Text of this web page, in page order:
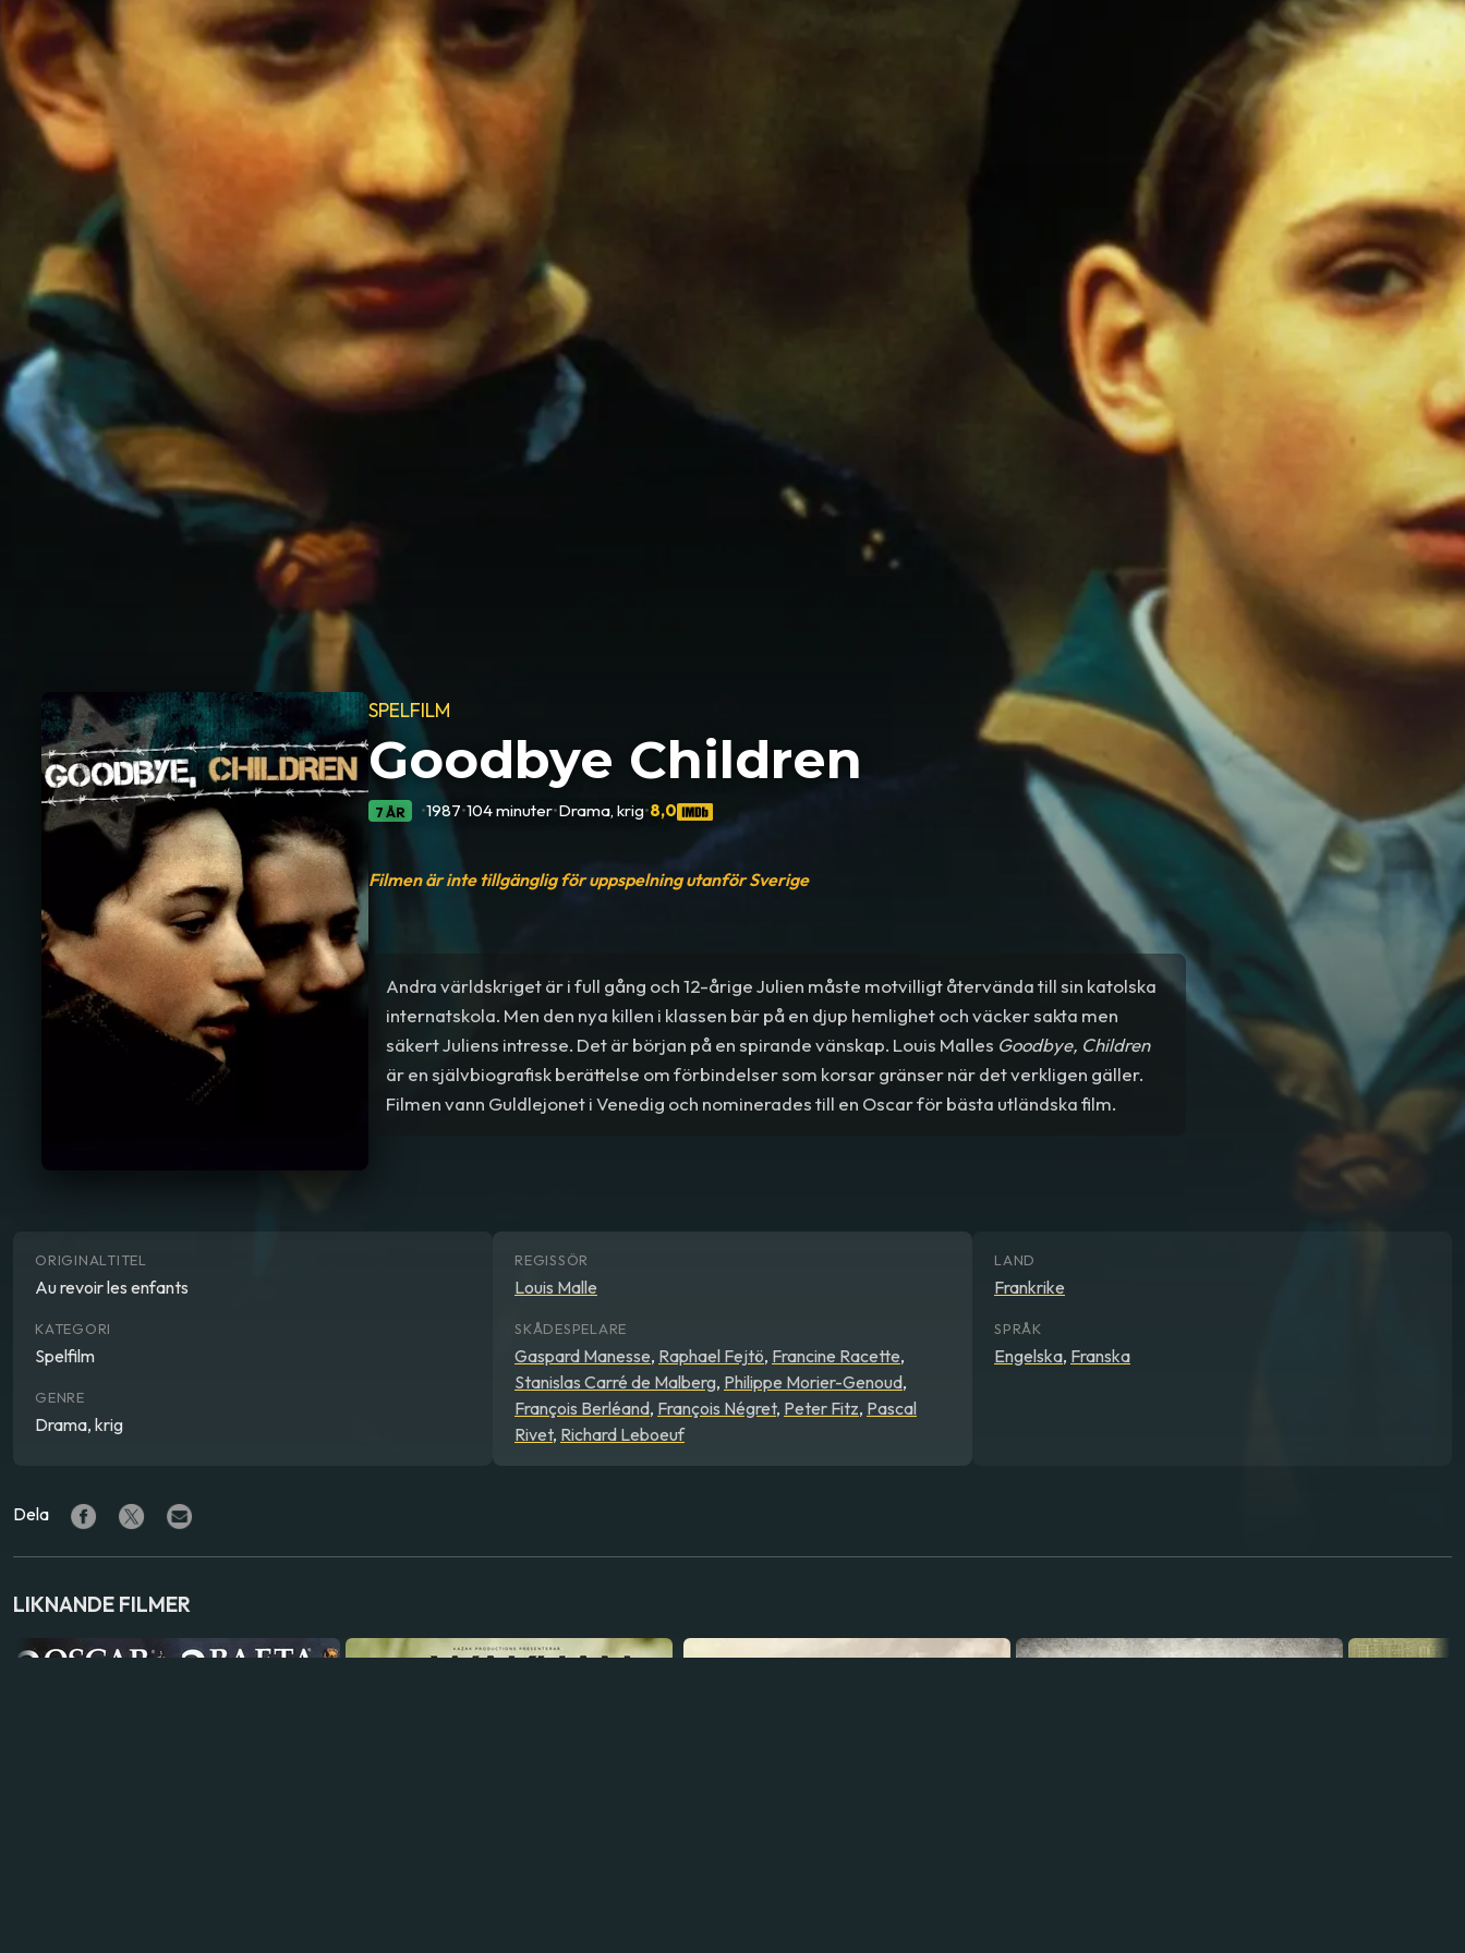
SPELFILM
Goodbye Children
7 ÅR •1987•104 minuter•Drama, krig•8,0
Filmen är inte tillgänglig för uppspelning utanför Sverige
Andra världskriget är i full gång och 12-årige Julien måste motvilligt återvända till sin katolska
internatskola. Men den nya killen i klassen bär på en djup hemlighet och väcker sakta men
säkert Juliens intresse. Det är början på en spirande vänskap. Louis Malles Goodbye, Children
är en självbiografisk berättelse om förbindelser som korsar gränser när det verkligen gäller.
Filmen vann Guldlejonet i Venedig och nominerades till en Oscar för bästa utländska film.
ORIGINALTITEL
Au revoir les enfants
KATEGORI
Spelfilm
GENRE
Drama, krig
REGISSÖR
Louis Malle
SKÅDESPELARE
Gaspard Manesse, Raphael Fejtö, Francine Racette,
Stanislas Carré de Malberg, Philippe Morier-Genoud,
François Berléand, François Négret, Peter Fitz, Pascal
Rivet, Richard Leboeuf
LAND
Frankrike
SPRÅK
Engelska, Franska
Dela
LIKNANDE FILMER